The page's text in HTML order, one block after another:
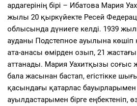
ардагерінің бірі – Ибатова Мария
жылы 20 қыркүйекте Ресей
облысында дүниеге келді. 1939
ауданы Подстепное ауылына көшіп
ата-анасы өмірден озып, 21
аттанады. Мария Уахитқызы соғыс
бала жасынан бастап, егістікке
қасындағы қатарлас
ауылдастарымен бірге еңбектеніп,